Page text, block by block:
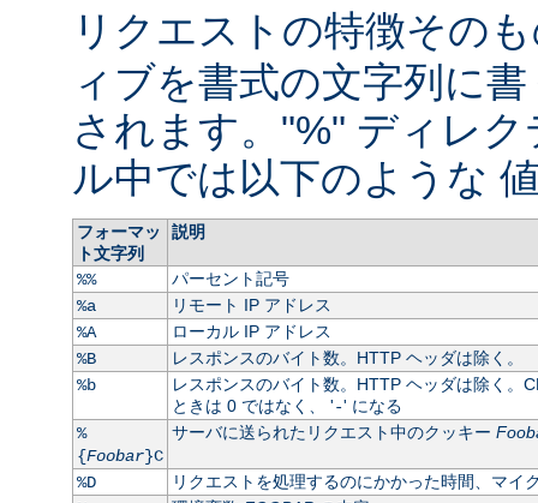
リクエストの特徴その
ィブを書式の文字列に
されます。"%" ディレ
ル中では以下のような
フォーマッ
ト文字列
説明
%%
パーセント記号
%a
リモート IP アドレス
%A
ローカル IP アドレス
%B
レスポンスのバイト数。HTTP ヘッダは除く。
%b
レスポンスのバイト数。HTTP ヘッダは除く。
ときは 0 ではなく、 '-' になる
%
{Foobar}C
サーバに送られたリクエスト中のクッキー
%D
リクエストを処理するのにかかった時間、マイ